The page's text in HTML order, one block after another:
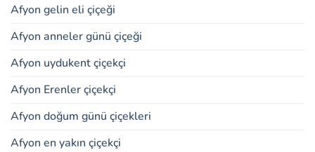
Afyon gelin eli çiçeği
Afyon anneler günü çiçeği
Afyon uydukent çiçekçi
Afyon Erenler çiçekçi
Afyon doğum günü çiçekleri
Afyon en yakın çiçekçi